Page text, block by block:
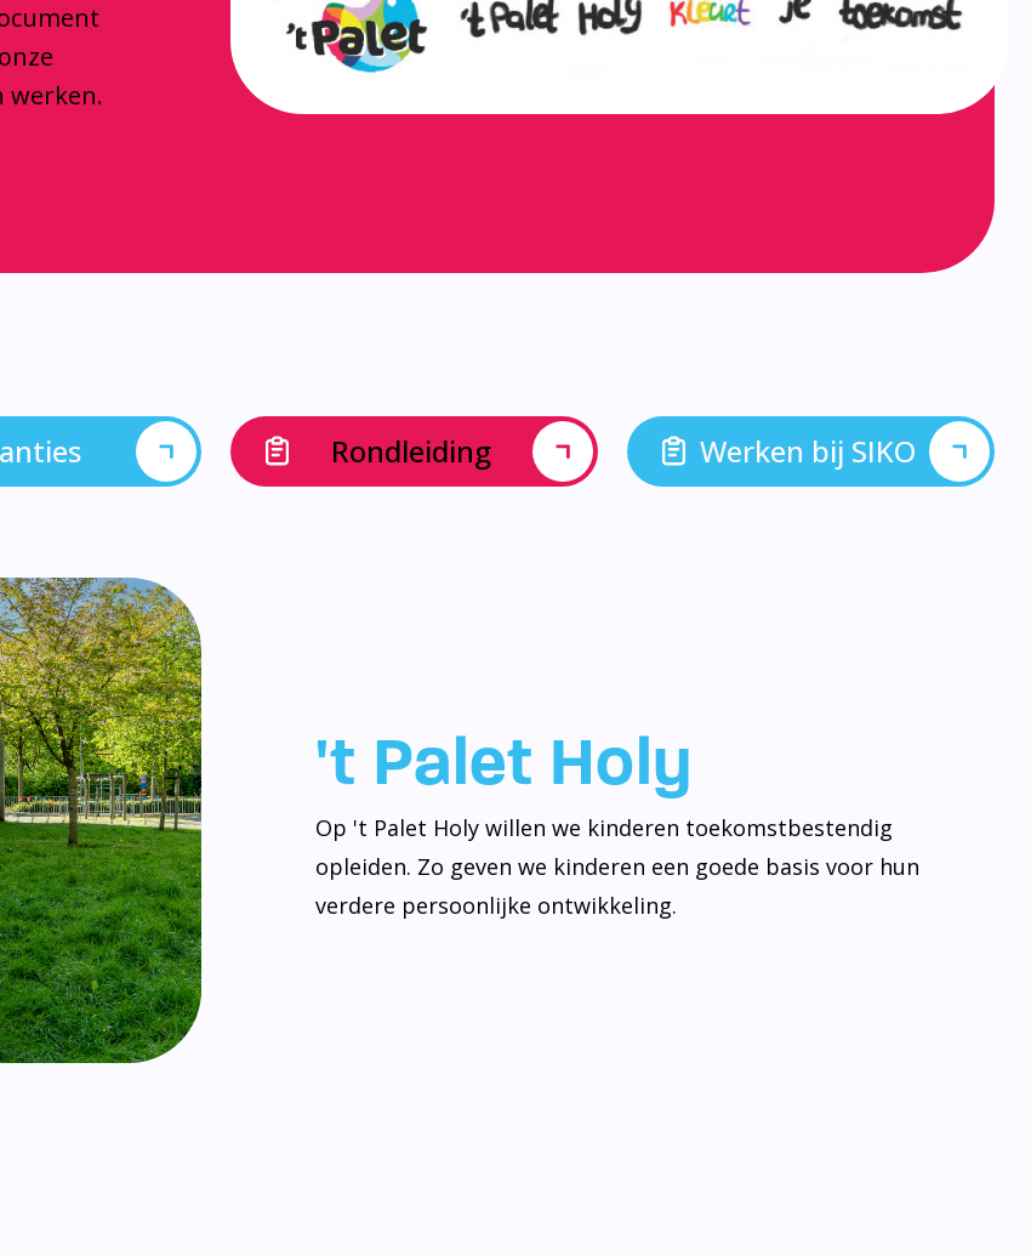
werken.
Rondleiding Werken bij SIKO
't Palet Holy
Op 't Palet Holy willen we kinderen toekomstbestendig
opleiden. Zo geven we kinderen een goede basis voor hun
verdere persoonlijke ontwikkeling.